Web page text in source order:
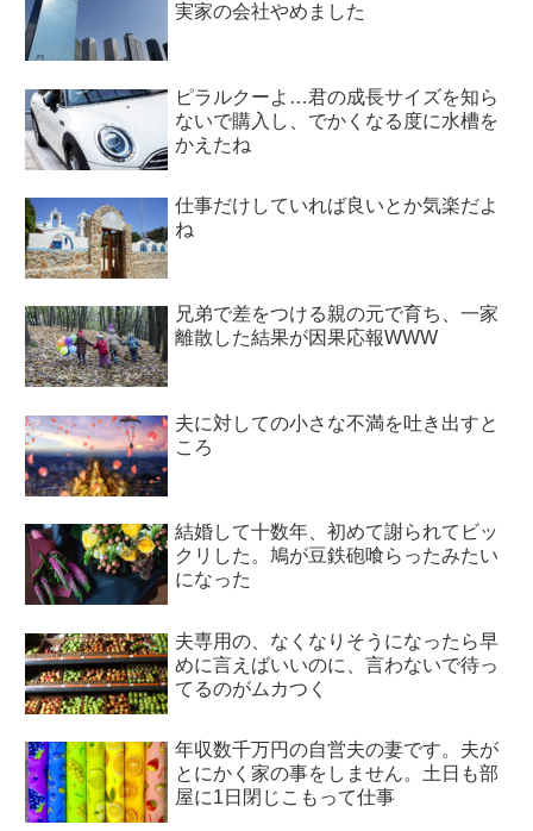
実家の会社やめました
ピラルクーよ…君の成長サイズを知ら
ないで購入し、でかくなる度に水槽を
かえたね
仕事だけしていれば良いとか気楽だよ
ね
兄弟で差をつける親の元で育ち、一家
離散した結果が因果応報WWW
夫に対しての小さな不満を吐き出すと
ころ
結婚して十数年、初めて謝られてビッ
クリした。鳩が豆鉄砲喰らったみたい
になった
夫専用の、なくなりそうになったら早
めに言えばいいのに、言わないで待っ
てるのがムカつく
年収数千万円の自営夫の妻です。夫が
とにかく家の事をしません。土日も部
屋に1日閉じこもって仕事